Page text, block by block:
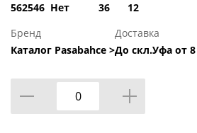
562546 Нет
36
12
Бренд
Каталог Pasabahce >
Доставка
До скл.Уфа от